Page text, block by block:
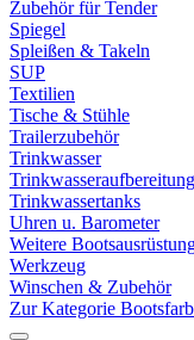
Zubehör für Tender
Spiegel
Spleißen & Takeln
SUP
Textilien
Tische & Stühle
Trailerzubehör
Trinkwasser
Trinkwasseraufbereitung
Trinkwassertanks
Uhren u. Barometer
Weitere
Werkzeug
Winschen & Zubehör
Zur Kategorie